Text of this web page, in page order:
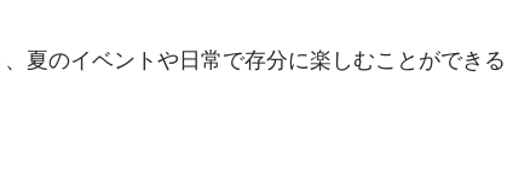
夏のイベントや日常で存分に楽しむことができる